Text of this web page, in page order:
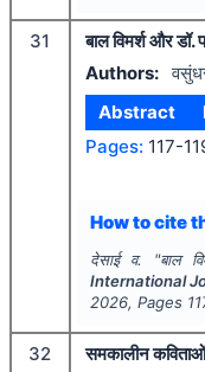
31
बाल विमर्श और डॉ.
Authors:
Abstract
Pages: 117-
How to cite
देसाई व. "बाल
International
2026, Pages
32
समकालीन